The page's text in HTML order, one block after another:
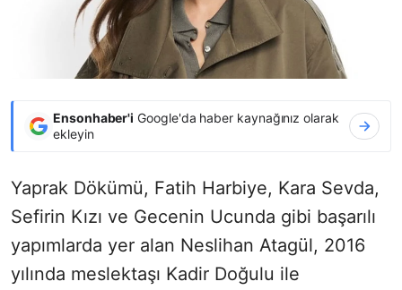
Ensonhaber'i Google'da haber kaynağınız olarak
ekleyin
Yaprak Dökümü, Fatih Harbiye, Kara Sevda,
Sefirin Kızı ve Gecenin Ucunda gibi başarılı
yapımlarda yer alan Neslihan Atagül, 2016
yılında meslektaşı Kadir Doğulu ile